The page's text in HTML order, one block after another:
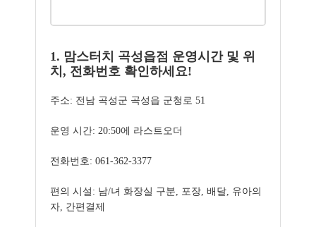
1. 맘스터치 곡성읍점 운영시간 및 위
치, 전화번호 확인하세요!
주소: 전남 곡성군 곡성읍 군청로 51
운영 시간: 20:50에 라스트오더
전화번호: 061-362-3377
편의 시설: 남/녀 화장실 구분, 포장, 배달, 유아의
자, 간편결제